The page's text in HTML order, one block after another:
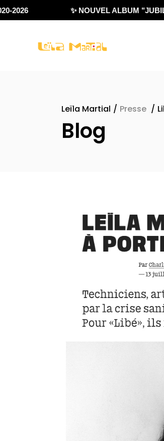
✨ NOUVEL ALBUM
Leïla Martial / Presse /
Blog